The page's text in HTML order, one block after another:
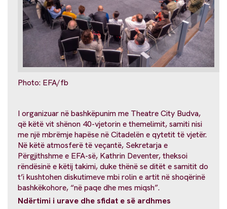
Photo: EFA/fb
I organizuar në bashkëpunim me Theatre City Budva,
që këtë vit shënon 40-vjetorin e themelimit, samiti nisi
me një mbrëmje hapëse në Citadelën e qytetit të vjetër.
Në këtë atmosferë të veçantë, Sekretarja e
Përgjithshme e EFA-së, Kathrin Deventer, theksoi
rëndësinë e këtij takimi, duke thënë se ditët e samitit do
t’i kushtohen diskutimeve mbi rolin e artit në shoqërinë
bashkëkohore, “në paqe dhe mes miqsh”.
Ndërtimi i urave dhe sfidat e së ardhmes